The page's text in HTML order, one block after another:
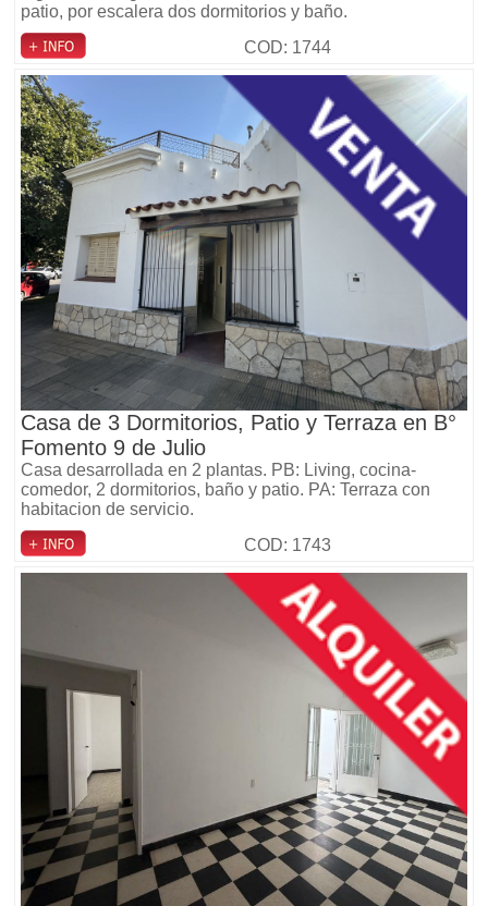
patio, por escalera dos dormitorios y baño.
COD: 1744
Casa de 3 Dormitorios, Patio y Terraza en B°
Fomento 9 de Julio
Casa desarrollada en 2 plantas. PB: Living, cocina-
comedor, 2 dormitorios, baño y patio. PA: Terraza con
habitacion de servicio.
COD: 1743